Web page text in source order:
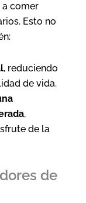
a comer
Esto no
, reduciendo
de vida.
,
de la
de